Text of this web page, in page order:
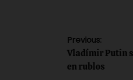
de
Previous:
Vladímir Putin
en rublos